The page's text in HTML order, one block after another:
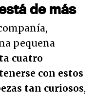
de más
pequeña
cuatro
con estos
tan curiosos,